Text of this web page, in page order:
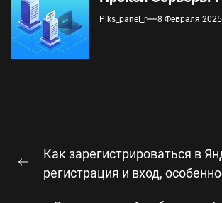
Piks_panel_r 8 Февраля 2025
по
записям
Предыдущая
Как зарегистрироваться в
регистрация и вход,